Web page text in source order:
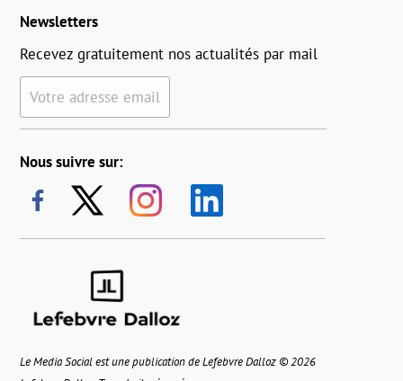
Newsletters
Recevez gratuitement nos actualités par mail
Votre adresse email
Nous suivre sur:
Le Media Social est une publication de Lefebvre Dalloz © 2026